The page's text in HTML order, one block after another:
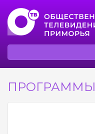
ПРОГРАММЫ